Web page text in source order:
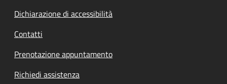
Dichiarazione di accessibilità
Contatti
Prenotazione appuntamento
Richiedi assistenza